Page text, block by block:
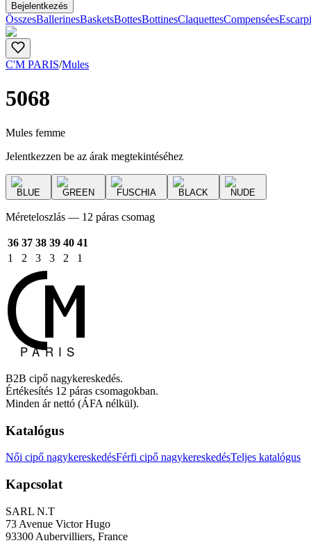
Bejelentkezés
ÖsszesBallerinesBasketsBottesBottinesClaquettesCompensées
C'M PARIS/Mules
5068
Mules femme
Jelentkezzen be az árak megtekintéséhez
BLUE GREEN FUSCHIA BLACK NUDE
Méreteloszlás — 12 páras csomag
36 37 38 39 40 41
1
2 3 3 2 1
B2B cipő nagykereskedés.
Értékesítés 12 páras csomagokban.
Minden ár nettó (ÁFA nélkül).
Katalógus
Női cipő nagykereskedésFérfi cipő nagykereskedésTeljes katalógus
Kapcsolat
SARL N.T
73 Avenue Victor Hugo
93300 Aubervilliers, France